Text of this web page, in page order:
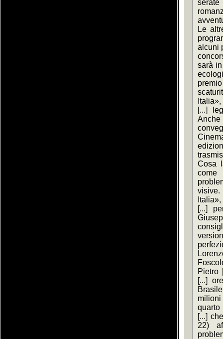
serate
Le
alcuni
sarà
[...]
Anche
Cosa
come
visive.
[...]
Pietro
[...]
quarto
[...]
22)